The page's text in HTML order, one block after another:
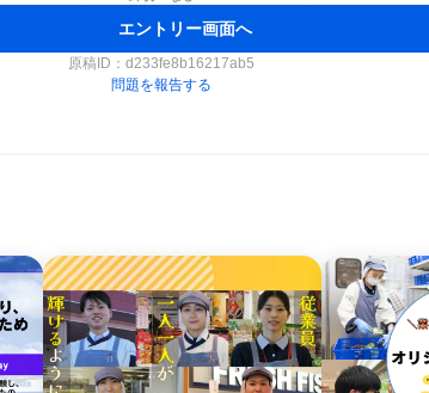
エントリー画面へ
原稿ID： d233fe8b16217ab5
問題を報告する